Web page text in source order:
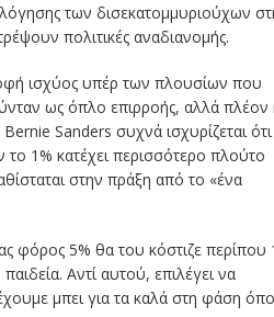
των δισεκατομμυριούχων
πολιτικές αναδιανομής.
ισχύος υπέρ των πλουσίων που
ως όπλο επιρροής, αλλά πλέον
Sanders συχνά ισχυρίζεται
το 1% κατέχει περισσότερο πλούτο
στην πράξη από το «ένα
φόρος 5% θα του κόστιζε περίπου
Αντί αυτού, επιλέγει να
μπει για τα καλά στη φάση